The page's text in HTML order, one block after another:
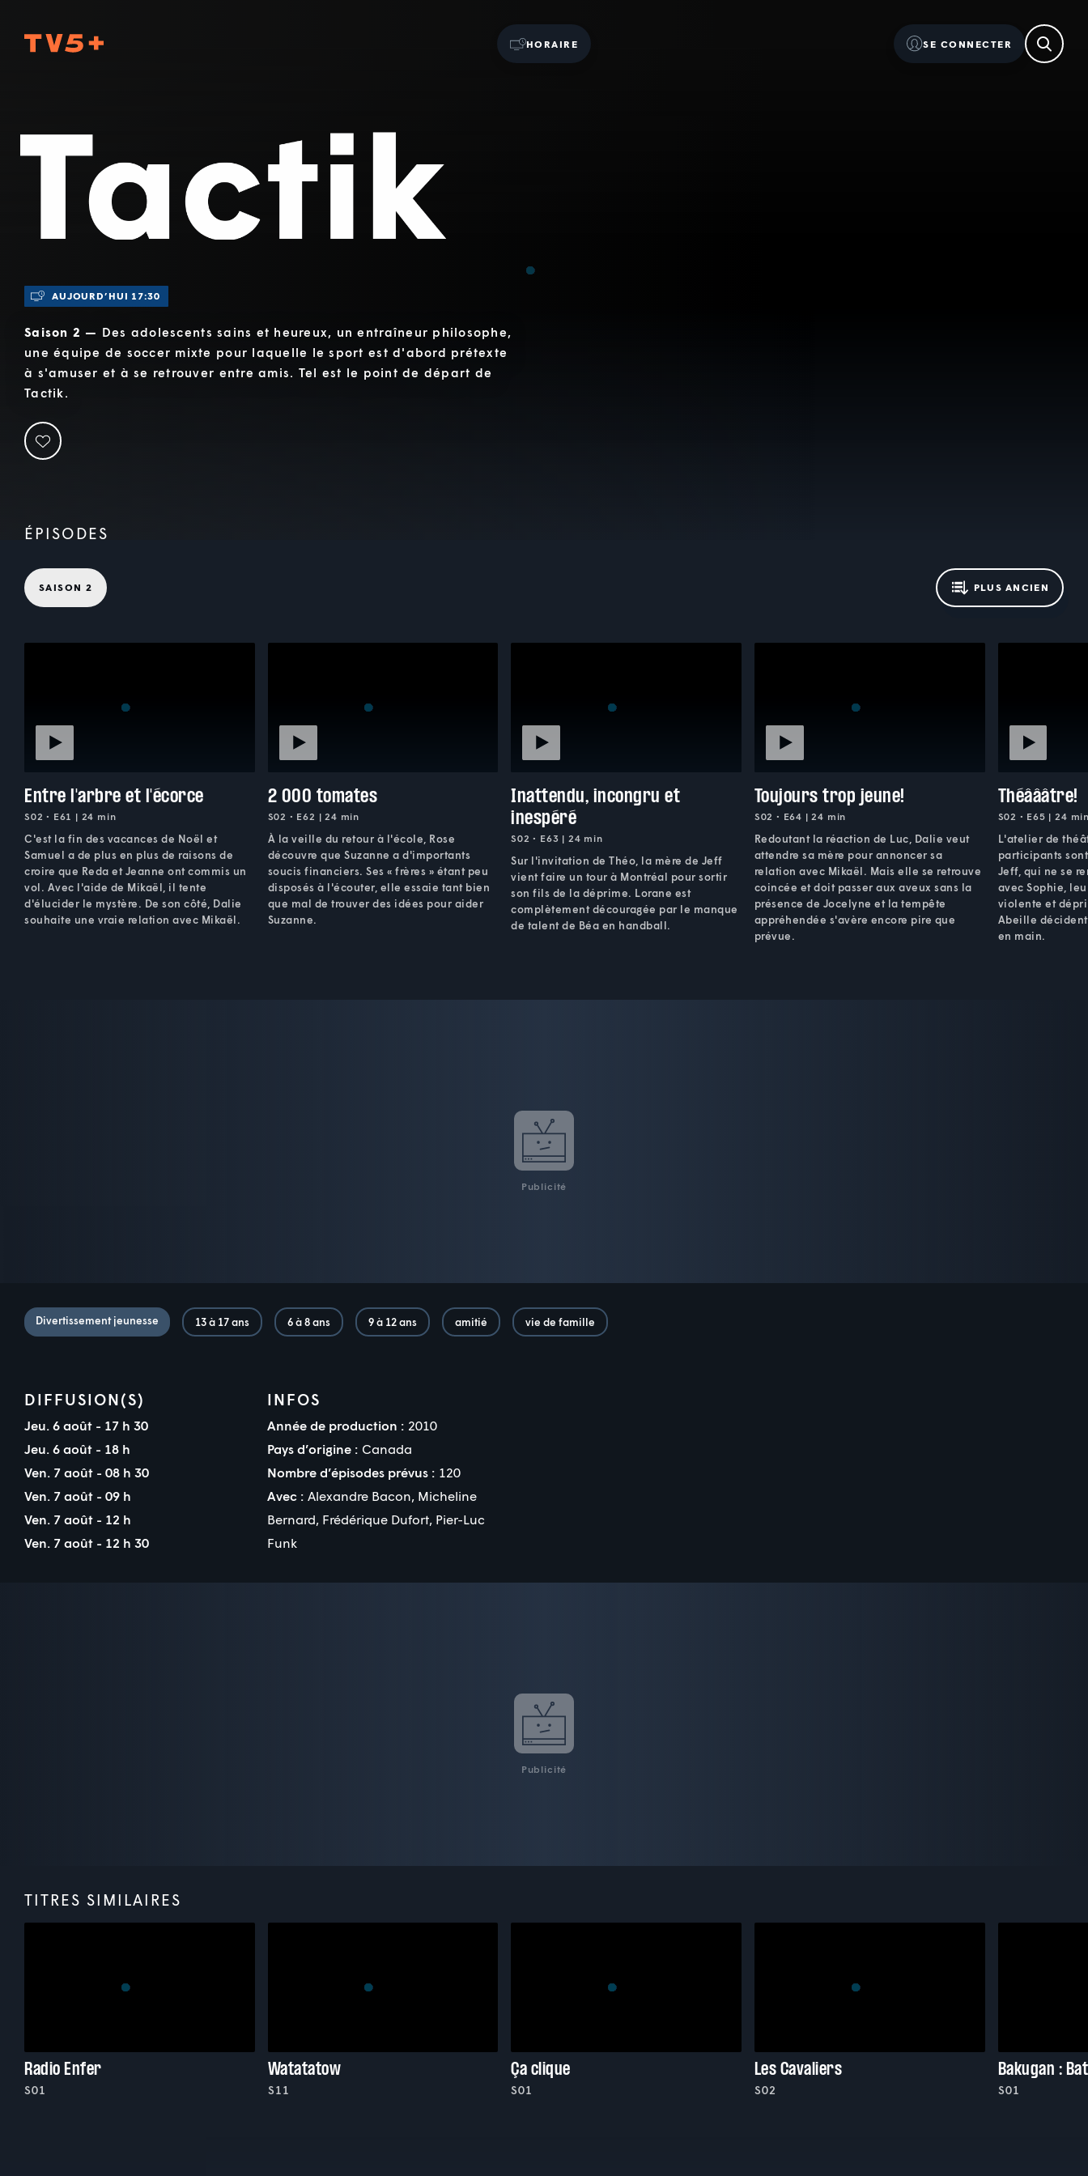
HORAIRE SE CONNECTER
AUJOURD’HUI 17:30
Saison 2 — Des adolescents sains et heureux, un entraîneur philosophe,
une équipe de soccer mixte pour laquelle le sport est d'abord prétexte
à s'amuser et à se retrouver entre amis. Tel est le point de départ de
Tactik.
ÉPISODES
SAISON 2 PLUS ANCIEN
Entre l'arbre et l'écorce
S02 • E61 | 24 min
C'est la fin des vacances de Noël et
Samuel a de plus en plus de raisons de
croire que Reda et Jeanne ont commis un
vol. Avec l'aide de Mikaël, il tente
d'élucider le mystère. De son côté, Dalie
souhaite une vraie relation avec Mikaël.
2 000 tomates
S02 • E62 | 24 min
À la veille du retour à l'école, Rose
découvre que Suzanne a d'importants
soucis financiers. Ses « frères » étant peu
disposés à l'écouter, elle essaie tant bien
que mal de trouver des idées pour aider
Suzanne.
Inattendu, incongru et
inespéré
S02 • E63 | 24 min
Sur l'invitation de Théo, la mère de Jeff
vient faire un tour à Montréal pour sortir
son fils de la déprime. Lorane est
complètement découragée par le manque
de talent de Béa en handball.
Toujours trop jeune!
S02 • E64 | 24 min
Redoutant la réaction de Luc, Dalie veut
attendre sa mère pour annoncer sa
relation avec Mikaël. Mais elle se retrouve
coincée et doit passer aux aveux sans la
présence de Jocelyne et la tempête
appréhendée s'avère encore pire que
prévue.
Théâââtre!
S02 • E65 | 24
L'atelier de
participants
Jeff, qui ne se
avec Sophie,
violente et
Abeille
en main.
Publicité
Divertissement jeunesse 13 à 17 ans 6 à 8 ans 9 à 12 ans amitié vie de famille
DIFFUSION(S)
Jeu. 6 août - 17 h 30
Jeu. 6 août - 18 h
Ven. 7 août - 08 h 30
Ven. 7 août - 09 h
Ven. 7 août - 12 h
Ven. 7 août - 12 h 30
INFOS
Année de production : 2010
Pays d’origine : Canada
Nombre d’épisodes prévus : 120
Avec : Alexandre Bacon Micheline
Bernard Frédérique Dufort Pier-Luc
Funk
Publicité
TITRES SIMILAIRES
Radio Enfer
S01
Watatatow
S11
Ça clique
S01
Les Cavaliers
S02
Bakugan :
S01